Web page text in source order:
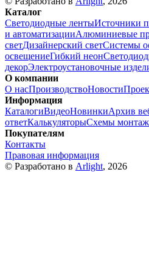
Каталог
Светодиодные лентыИсточники
и автоматизацииАлюминиевые
светДизайнерский светСистемы
освещениеГибкий неон
декорЭлектроустановочные
О компании
О насПроизводствоНовости
Информация
КаталогиВидеоНовинкиАрхив
ответКалькуляторыСхемы
Покупателям
Контакты
Правовая информация
© Разработано в Arlight, 2026